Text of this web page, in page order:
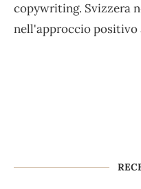
copywriting. Svizzera
nell'approccio positivo